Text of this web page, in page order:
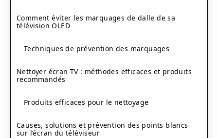
Comment éviter les marquages de dalle de sa
télévision OLED
Techniques de prévention des marquages
Nettoyer écran TV : méthodes efficaces et produits
recommandés
Produits efficaces pour le nettoyage
Causes, solutions et prévention des points blancs
sur l’écran du téléviseur